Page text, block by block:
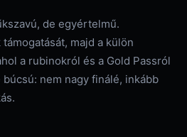
de egyértelmű.
majd a külön
a rubinokról és a Gold Passról
nem nagy finálé, inkább